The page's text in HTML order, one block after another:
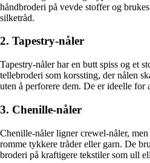
håndbroderi på vevde stoffer og
silketråd.
2. Tapestry-nåler
Tapestry-nåler har en butt spiss og et
tellebroderi som korssting, der nålen
uten å perforere dem. De er ideelle for
3. Chenille-nåler
Chenille-nåler ligner crewel-nåler,
romme tykkere tråder eller garn. De
broderi på kraftigere tekstiler som ull